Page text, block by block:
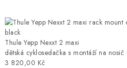
Thule Yepp Nexxt 2 maxi
dětská cyklosedačka s montáží na
3 820,00 Kč